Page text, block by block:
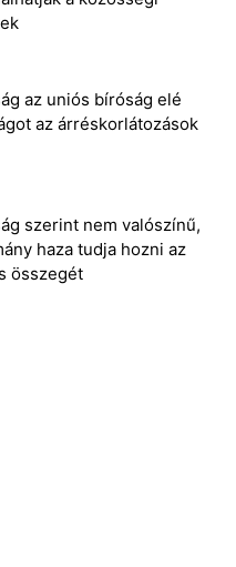
az uniós bíróság elé
az árréskorlátozások
szerint nem valószínű,
haza tudja hozni az
összegét